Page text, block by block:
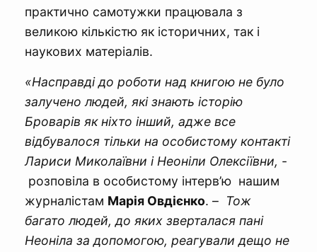
практично самотужки працювала з
великою кількістю як історичних, так і
наукових матеріалів.
«Насправді до роботи над книгою не було
залучено людей, які знають історію
Броварів як ніхто інший, адже все
відбувалося тільки на особистому контакті
Лариси Миколаївни і Неоніли Олексіївни, -
розповіла в особистому інтерв’ю нашим
журналістам Марія Овдієнко. – Тож
багато людей, до яких зверталася пані
Неоніла за допомогою, реагували дещо не